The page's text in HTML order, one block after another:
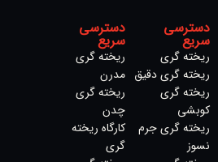
دسترسی
سریع
ریخته گری
ریخته گری دقیق
ریخته گری
کوبشی
ریخته گری جرم
نسوز
دسترسی
سریع
ریخته گری
مدرن
ریخته گری
چدن
کارگاه ریخته
گری